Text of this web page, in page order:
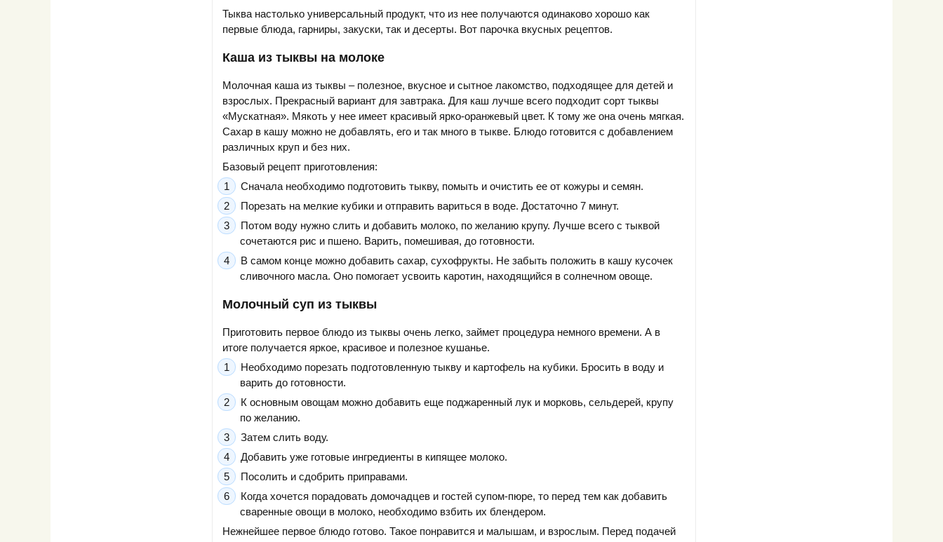
Тыква настолько универсальный продукт, что из нее получаются одинаково хорошо как
первые блюда, гарниры, закуски, так и десерты. Вот парочка вкусных рецептов.
Каша из тыквы на молоке
Молочная каша из тыквы – полезное, вкусное и сытное лакомство, подходящее для детей и
взрослых. Прекрасный вариант для завтрака. Для каш лучше всего подходит сорт тыквы
«Мускатная». Мякоть у нее имеет красивый ярко-оранжевый цвет. К тому же она очень мягкая.
Сахар в кашу можно не добавлять, его и так много в тыкве. Блюдо готовится с добавлением
различных круп и без них.
Базовый рецепт приготовления:
Сначала необходимо подготовить тыкву, помыть и очистить ее от кожуры и семян.
Порезать на мелкие кубики и отправить вариться в воде. Достаточно 7 минут.
Потом воду нужно слить и добавить молоко, по желанию крупу. Лучше всего с тыквой
сочетаются рис и пшено. Варить, помешивая, до готовности.
В самом конце можно добавить сахар, сухофрукты. Не забыть положить в кашу кусочек
сливочного масла. Оно помогает усвоить каротин, находящийся в солнечном овоще.
Молочный суп из тыквы
Приготовить первое блюдо из тыквы очень легко, займет процедура немного времени. А в
итоге получается яркое, красивое и полезное кушанье.
Необходимо порезать подготовленную тыкву и картофель на кубики. Бросить в воду и
варить до готовности.
К основным овощам можно добавить еще поджаренный лук и морковь, сельдерей, крупу
по желанию.
Затем слить воду.
Добавить уже готовые ингредиенты в кипящее молоко.
Посолить и сдобрить приправами.
Когда хочется порадовать домочадцев и гостей супом-пюре, то перед тем как добавить
сваренные овощи в молоко, необходимо взбить их блендером.
Нежнейшее первое блюдо готово. Такое понравится и малышам, и взрослым. Перед подачей